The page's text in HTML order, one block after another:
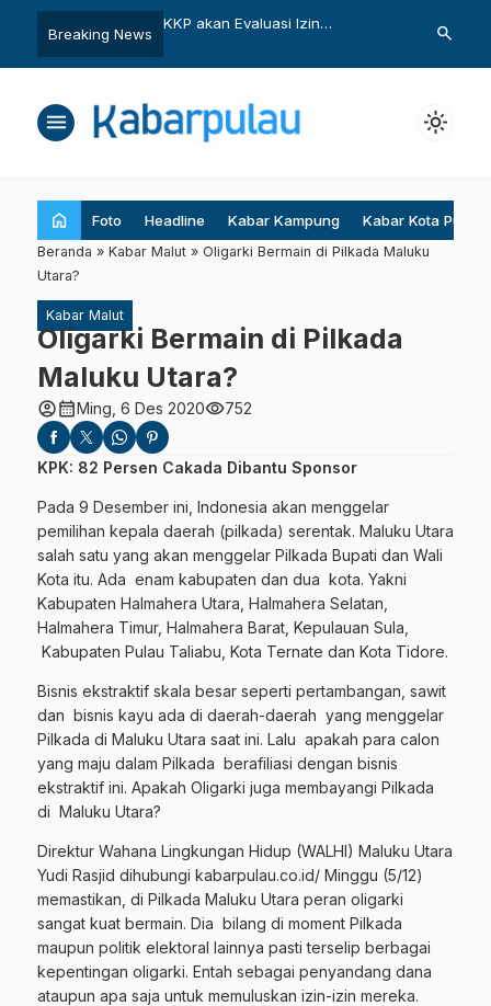
Breaking News
KKP akan Evaluasi Izin
Ini Rekomendasi
search
menu light_mode
home Foto Headline Kabar Kampung Kabar Kota Pulau
Beranda » Kabar Malut » Oligarki Bermain di Pilkada Maluku
Utara?
Kabar Malut
Oligarki Bermain di Pilkada
Maluku Utara?
account_circlecalendar_monthMing, 6 Des 2020visibility752
KPK: 82 Persen Cakada Dibantu Sponsor
Pada 9 Desember ini, Indonesia akan menggelar
pemilihan kepala daerah (pilkada) serentak. Maluku Utara
salah satu yang akan menggelar Pilkada Bupati dan Wali
Kota itu. Ada enam kabupaten dan dua kota. Yakni
Kabupaten Halmahera Utara, Halmahera Selatan,
Halmahera Timur, Halmahera Barat, Kepulauan Sula,
Kabupaten Pulau Taliabu, Kota Ternate dan Kota Tidore.
Bisnis ekstraktif skala besar seperti pertambangan, sawit
dan bisnis kayu ada di daerah-daerah yang menggelar
Pilkada di Maluku Utara saat ini. Lalu apakah para calon
yang maju dalam Pilkada berafiliasi dengan bisnis
ekstraktif ini. Apakah Oligarki juga membayangi Pilkada
di Maluku Utara?
Direktur Wahana Lingkungan Hidup (WALHI) Maluku Utara
Yudi Rasjid dihubungi kabarpulau.co.id/ Minggu (5/12)
memastikan, di Pilkada Maluku Utara peran oligarki
sangat kuat bermain. Dia bilang di moment Pilkada
maupun politik elektoral lainnya pasti terselip berbagai
kepentingan oligarki. Entah sebagai penyandang dana
ataupun apa saja untuk memuluskan izin-izin mereka.